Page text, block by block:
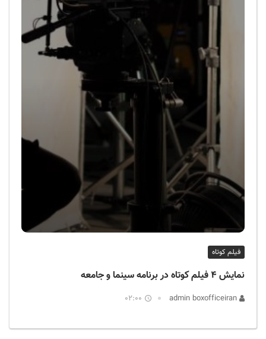
فیلم کوتاه
نمایش ۴ فیلم کوتاه در برنامه سینما و جامعه
02:00